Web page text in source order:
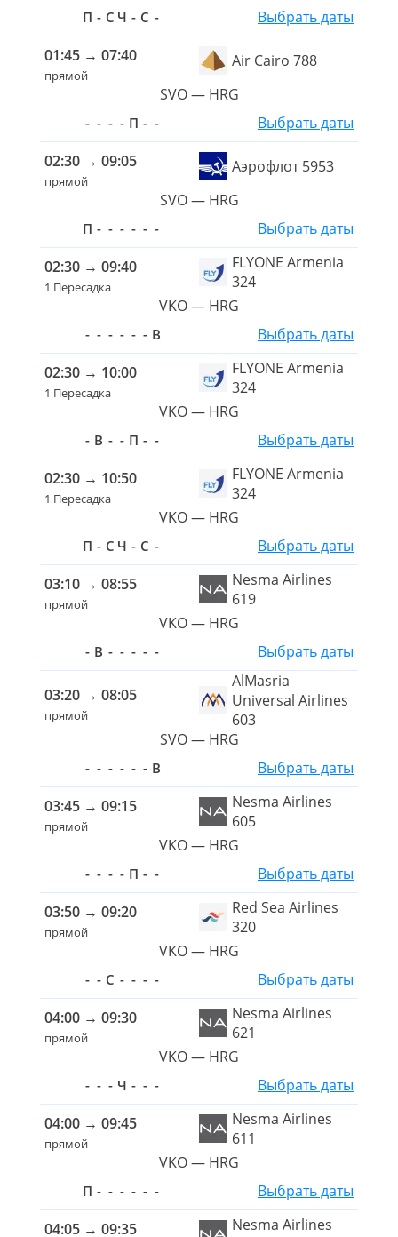
П - С Ч - С -
Выбрать даты
01:45 → 07:40
прямой
Air Cairo 788
SVO — HRG
- - - - П - -
Выбрать даты
02:30 → 09:05
прямой
Аэрофлот 5953
SVO — HRG
П - - - - - -
Выбрать даты
02:30 → 09:40
1 Пересадка
FLYONE Armenia
324
VKO — HRG
- - - - - - В
Выбрать даты
02:30 → 10:00
1 Пересадка
FLYONE Armenia
324
VKO — HRG
- В - - П - -
Выбрать даты
02:30 → 10:50
1 Пересадка
FLYONE Armenia
324
VKO — HRG
П - С Ч - С -
Выбрать даты
03:10 → 08:55
прямой
Nesma Airlines
619
VKO — HRG
- В - - - - - Выбрать даты
03:20 → 08:05
прямой
AlMasria
Universal Airlines
603
SVO — HRG
- - - - - - В
Выбрать даты
03:45 → 09:15
прямой
Nesma Airlines
605
VKO — HRG
- - - - П - -
Выбрать даты
03:50 → 09:20
прямой
Red Sea Airlines
320
VKO — HRG
- - С - - - -
Выбрать даты
04:00 → 09:30
прямой
Nesma Airlines
621
VKO — HRG
- - - Ч - - -
Выбрать даты
04:00 → 09:45
прямой
Nesma Airlines
611
VKO — HRG
П - - - - - -
Выбрать даты
04:05 → 09:35
Nesma Airlines